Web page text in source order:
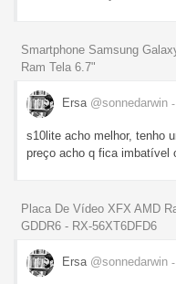
Smartphone Samsung
Ram Tela 6.7"
Ersa @sonnedarwin
s10lite acho melhor, tenho
preço acho q fica imbatível
Placa De Vídeo XFX AMD
GDDR6 - RX-56XT6DFD6
Ersa @sonnedarwin